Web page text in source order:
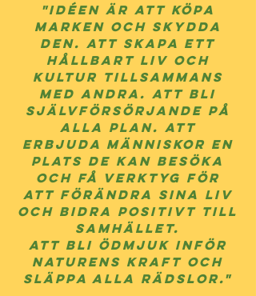
"Idéen är att köpa
marken och skydda
den. Att skapa ett
hållbart liv och
kultur tillsammans
med andra. Att bli
självförsörjande på
alla plan. Att
erbjuda människor en
plats de kan besöka
och få verktyg för
att förändra sina liv
och bidra positivt till
samhället.
Att bli ödmjuk inför
naturens kraft och
släppa alla rädslor."